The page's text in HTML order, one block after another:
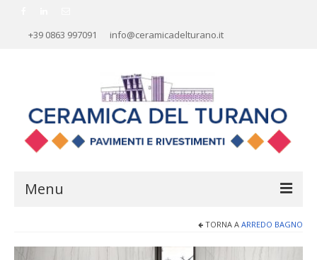
+39 0863 997091 info@ceramicadelturano.it
Menu
TORNA A ARREDO BAGNO